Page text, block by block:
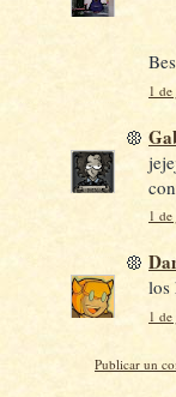
1
1
los
1
Publicar un